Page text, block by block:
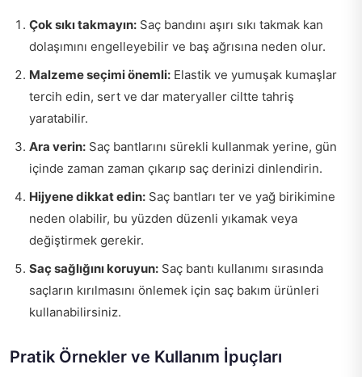
Çok sıkı takmayın: Saç bandını aşırı sıkı takmak kan
dolaşımını engelleyebilir ve baş ağrısına neden olur.
Malzeme seçimi önemli: Elastik ve yumuşak kumaşlar
tercih edin, sert ve dar materyaller ciltte tahriş
yaratabilir.
Ara verin: Saç bantlarını sürekli kullanmak yerine, gün
içinde zaman zaman çıkarıp saç derinizi dinlendirin.
Hijyene dikkat edin: Saç bantları ter ve yağ birikimine
neden olabilir, bu yüzden düzenli yıkamak veya
değiştirmek gerekir.
Saç sağlığını koruyun: Saç bantı kullanımı sırasında
saçların kırılmasını önlemek için saç bakım ürünleri
kullanabilirsiniz.
Pratik Örnekler ve Kullanım İpuçları